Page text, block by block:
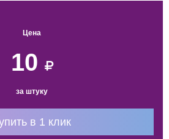
Цена
10
за штуку
в 1 клик